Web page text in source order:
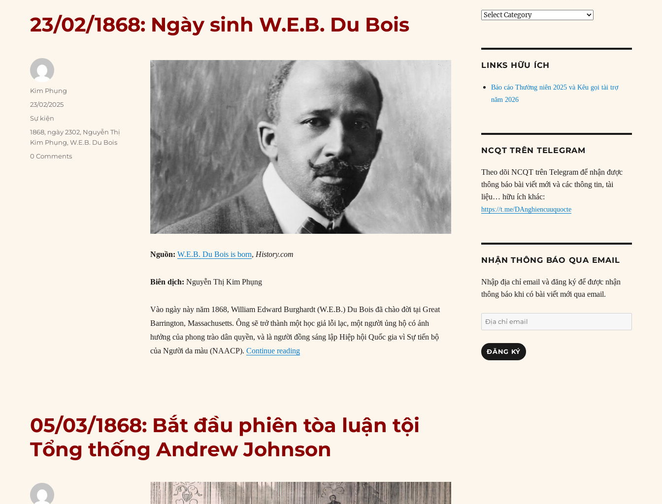
23/02/1868: Ngày sinh W.E.B. Du Bois
Nguồn:W.E.B. Du Bois is born, History.com
Biên dịch:Nguyễn Thị Kim Phụng
Vào ngày này năm 1868, William Edward Burghardt (W.E.B.) Du Bois đã chào đời tại Great
Barrington, Massachusetts. Ông sẽ trở thành một học giả lỗi lạc, một người ủng hộ có ảnh
hưởng của phong trào dân quyền, và là người đồng sáng lập Hiệp hội Quốc gia vì Sự tiến bộ
của Người da màu (NAACP).Continue reading“23/02/1868: Ngày sinh W.E.B. Du Bois”
Author
Kim Phụng
Posted
23/02/2025
Categories
Sự kiện
Tags
1868, ngày 2302, Nguyễn Thị
Kim Phụng,W.E.B. Du Bois
0 Comments
05/03/1868: Bắt đầu phiên tòa luận tội
Tổng thống Andrew Johnson
Tìm
LINKS HỮU ÍCH
Báo cáo Thường niên 2025 và Kêu gọi tài trợ
năm 2026
NCQT TRÊN TELEGRAM
Theo dõi NCQT trên Telegram để nhận được
thông báo bài viết mới và các thông tin, tài
liệu… hữu ích khác:
https://t.me/DAnghiencuuquocte
NHẬN THÔNG BÁO QUA EMAIL
Nhập địa chỉ email và đăng ký để được nhận
thông báo khi có bài viết mới qua email.
Địa
chỉ
email
ĐĂNG KÝ